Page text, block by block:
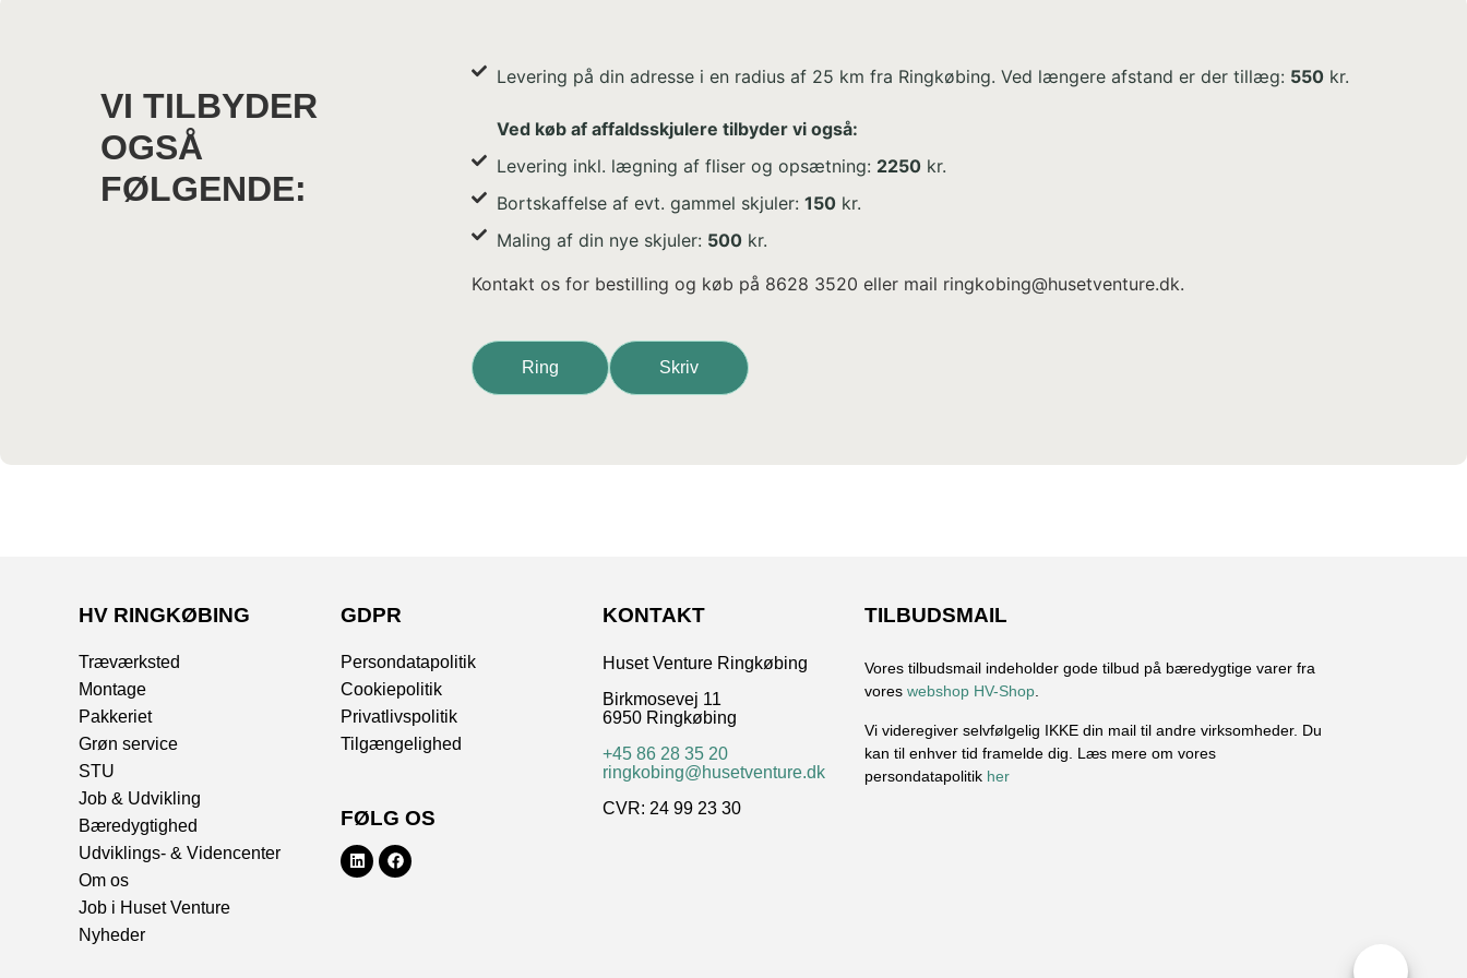
VI TILBYDER
OGSÅ
FØLGENDE:
Levering på din adresse i en radius af 25 km fra Ringkøbing. Ved længere afstand er der tillæg: 550kr.
Ved køb af affaldsskjulere tilbyder vi også:
Levering inkl. lægning af fliser og opsætning: 2250kr.
Bortskaffelse af evt. gammel skjuler: 150kr.
Maling af din nye skjuler: 500kr.
Kontakt os for bestilling og køb på 8628 3520 eller mail ringkobing@husetventure.dk.
Ring Skriv
HV RINGKØBING
Træværksted
Montage
Pakkeriet
Grøn service
STU
Job & Udvikling
Bæredygtighed
Udviklings- & Videncenter
Om os
Job i Huset Venture
Nyheder
GDPR
Persondatapolitik
Cookiepolitik
Privatlivspolitik
Tilgængelighed
FØLG OS
KONTAKT
Huset Venture Ringkøbing
Birkmosevej 11
6950 Ringkøbing
+45 86 28 35 20
ringkobing@husetventure.dk
CVR: 24 99 23 30
TILBUDSMAIL
Vores tilbudsmail indeholder gode tilbud på bæredygtige varer fra
vores webshop HV-Shop.
Vi videregiver selvfølgelig IKKE din mail til andre virksomheder. Du
kan til enhver tid framelde dig. Læs mere om vores
persondatapolitik her